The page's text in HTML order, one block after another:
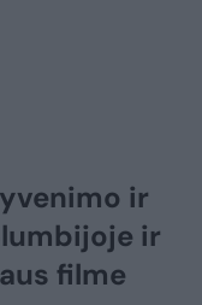
ir
ir
filme